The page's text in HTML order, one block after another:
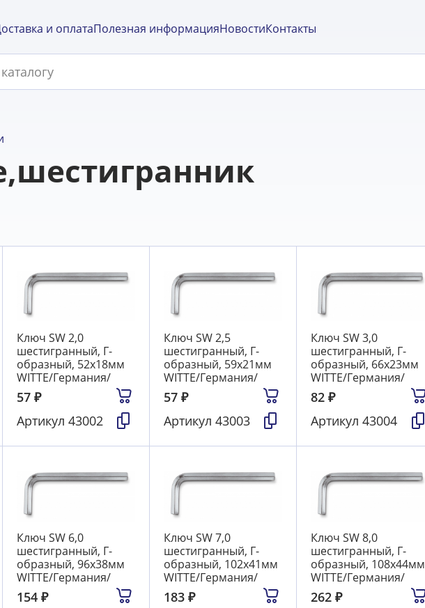
и оплатаПолезная информацияНовостиКонтакты
Ключ SW 2,0
шестигранный, Г-
образный, 52х18мм
WITTE/Германия/
57 ₽
Артикул 43002
Ключ SW 2,5
шестигранный, Г-
образный, 59х21мм
WITTE/Германия/
57 ₽
Артикул 43003
Ключ SW 3,0
шестигранный, Г-
образный, 66х23мм
WITTE/Германия/
82₽
Артикул43004
Ключ SW 6,0
шестигранный, Г-
образный, 96х38мм
WITTE/Германия/
154 ₽
Ключ SW 7,0
шестигранный, Г-
образный, 102х41мм
WITTE/Германия/
183 ₽
Ключ SW 8,0
шестигранный, Г-
образный, 108х44мм
WITTE/Германия/
262₽